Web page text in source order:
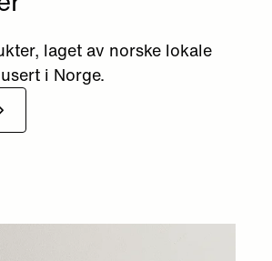
laget av norske lokale
i Norge.